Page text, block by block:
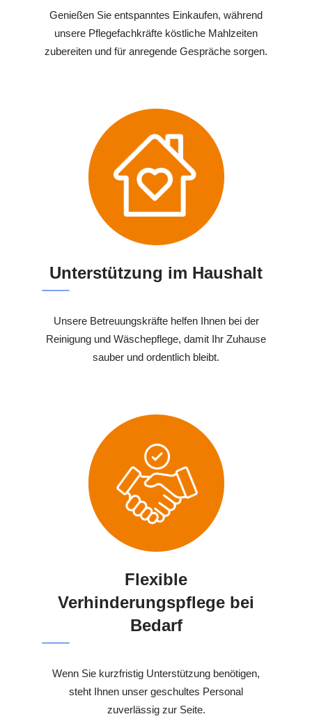
Genießen Sie entspanntes Einkaufen, während
unsere Pflegefachkräfte köstliche Mahlzeiten
zubereiten und für anregende Gespräche sorgen.
Unterstützung im Haushalt
Unsere Betreuungskräfte helfen Ihnen bei der
Reinigung und Wäschepflege, damit Ihr Zuhause
sauber und ordentlich bleibt.
Flexible
Verhinderungspflege bei
Bedarf
Wenn Sie kurzfristig Unterstützung benötigen,
steht Ihnen unser geschultes Personal
zuverlässig zur Seite.